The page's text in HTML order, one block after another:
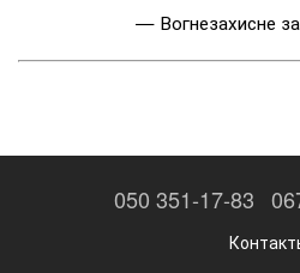
Вогнезахисне
050 351-17-83